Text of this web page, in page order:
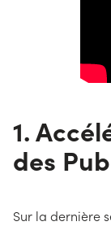
1.
des
Sur la dernière